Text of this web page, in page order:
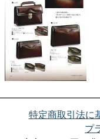
特定商取引法に
プ